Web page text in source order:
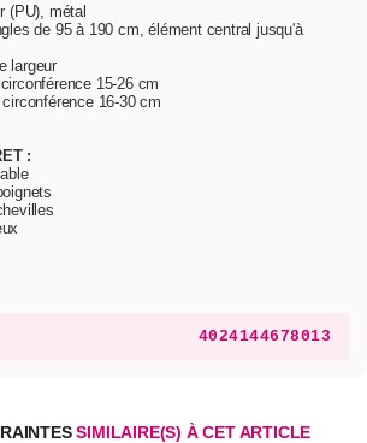
(PU), métal
de 95 à 190 cm, élément central jusqu'à
largeur
15-26 cm
16-30 cm
:
4024144678013
SIMILAIRE(S) À CET ARTICLE